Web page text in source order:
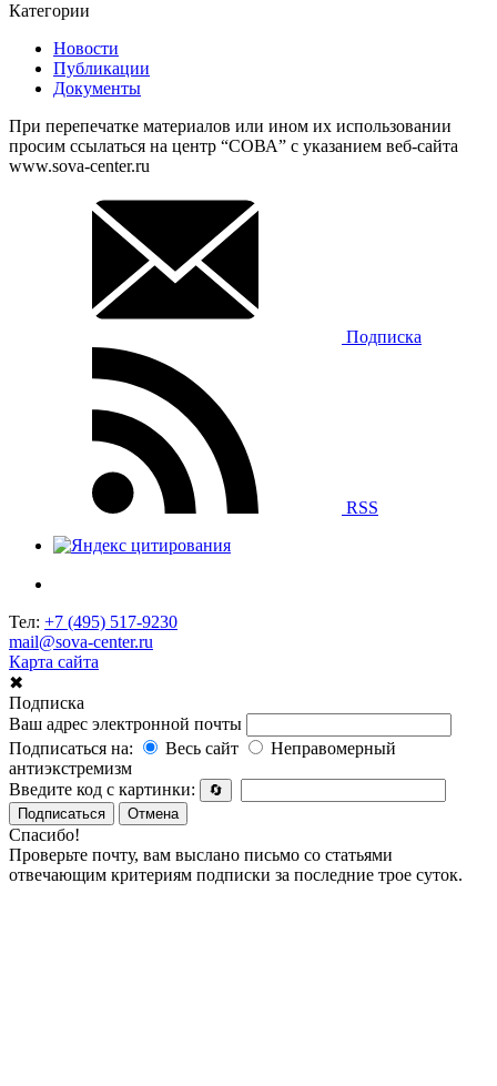
Категории
Новости
Публикации
Документы
При перепечатке материалов или ином их использовании
просим ссылаться на центр “СОВА” с указанием веб-сайта
www.sova-center.ru
Подписка
RSS
Тел: +7 (495) 517-9230
mail@sova-center.ru
Карта сайта
✖
Подписка
Ваш адрес электронной почты
Подписаться на:
Весь сайт
Неправомерный
антиэкстремизм
Введите код с картинки:
🔄
Подписаться
Отмена
Спасибо!
Проверьте почту, вам выслано письмо со статьями
отвечающим критериям подписки за последние трое суток.